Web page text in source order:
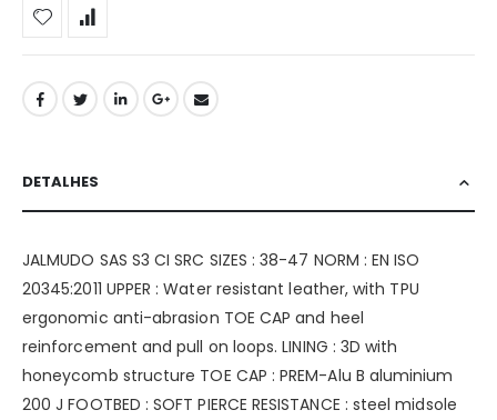
DETALHES
JALMUDO SAS S3 CI SRC SIZES : 38-47 NORM : EN ISO
20345:2011 UPPER : Water resistant leather, with TPU
ergonomic anti-abrasion TOE CAP and heel
reinforcement and pull on loops. LINING : 3D with
honeycomb structure TOE CAP : PREM-Alu B aluminium
200 J FOOTBED : SOFT PIERCE RESISTANCE : steel midsole